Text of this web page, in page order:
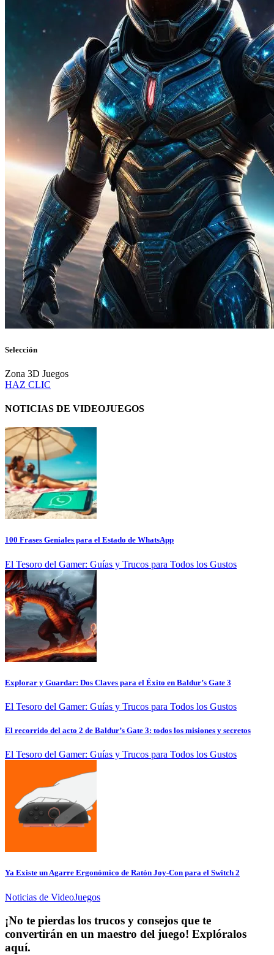
Selección
Zona 3D Juegos
HAZ CLIC
NOTICIAS DE VIDEOJUEGOS
100 Frases Geniales para el Estado de WhatsApp
El Tesoro del Gamer: Guías y Trucos para Todos los Gustos
Explorar y Guardar: Dos Claves para el Éxito en Baldur’s Gate 3
El Tesoro del Gamer: Guías y Trucos para Todos los Gustos
El recorrido del acto 2 de Baldur’s Gate 3: todos los misiones y secretos
El Tesoro del Gamer: Guías y Trucos para Todos los Gustos
Ya Existe un Agarre Ergonómico de Ratón Joy-Con para el Switch 2
Noticias de VideoJuegos
¡No te pierdas los trucos y consejos que te
convertirán en un maestro del juego! Explóralos
aquí.